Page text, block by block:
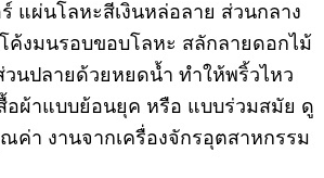
แผ่นโลหะสีเงินหล่อลาย ส่วนกลาง
ค้งมนรอบขอบโลหะ สลักลายดอกไม้
นปลายด้วยหยดน้ำ ทำให้พริ้วไหว
อผ้าแบบย้อนยุค หรือ แบบร่วมสมัย ดู
ค่า งานจากเครื่องจักรอุตสาหกรรม